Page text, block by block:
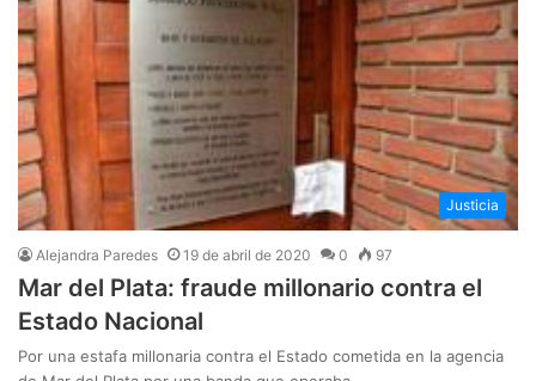
Justicia
Alejandra Paredes 19 de abril de 2020 0 97
Mar del Plata: fraude millonario contra el
Estado Nacional
Por una estafa millonaria contra el Estado cometida en la agencia